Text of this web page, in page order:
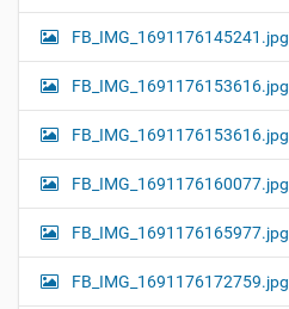
FB_IMG_1691176145241.jpg
FB_IMG_1691176153616.jpg
FB_IMG_1691176153616.jpg
FB_IMG_1691176160077.jpg
FB_IMG_1691176165977.jpg
FB_IMG_1691176172759.jpg